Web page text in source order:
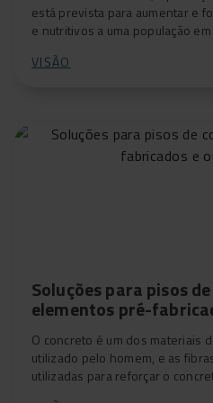
está prevista para aumentar e
e nutritivos a uma população em
VISÃO
Soluções para pisos
elementos pré-
O concreto é um dos materiais
utilizado pelo homem, e as
utilizadas para reforçar o